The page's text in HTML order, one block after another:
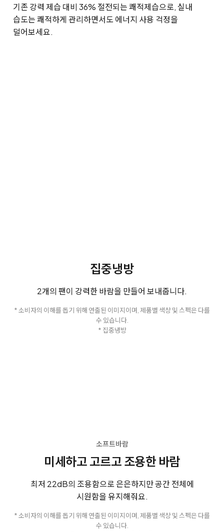
기존 강력 제습 대비 36% 절전되는 쾌적제습으로, 실내
습도는 쾌적하게 관리하면서도 에너지 사용 걱정을
덜어보세요.
집중냉방
2개의 팬이 강력한 바람을 만들어 보내줍니다.
* 소비자의 이해를 돕기 위해 연출된 이미지이며, 제품별 색상 및 스펙은 다를
수 있습니다.
* 집중냉방
소프트바람
미세하고 고르고 조용한 바람
최저 22dB의 조용함으로 은은하지만 공간 전체에
시원함을 유지해줘요.
* 소비자의 이해를 돕기 위해 연출된 이미지이며, 제품별 색상 및 스펙은 다를
수 있습니다.